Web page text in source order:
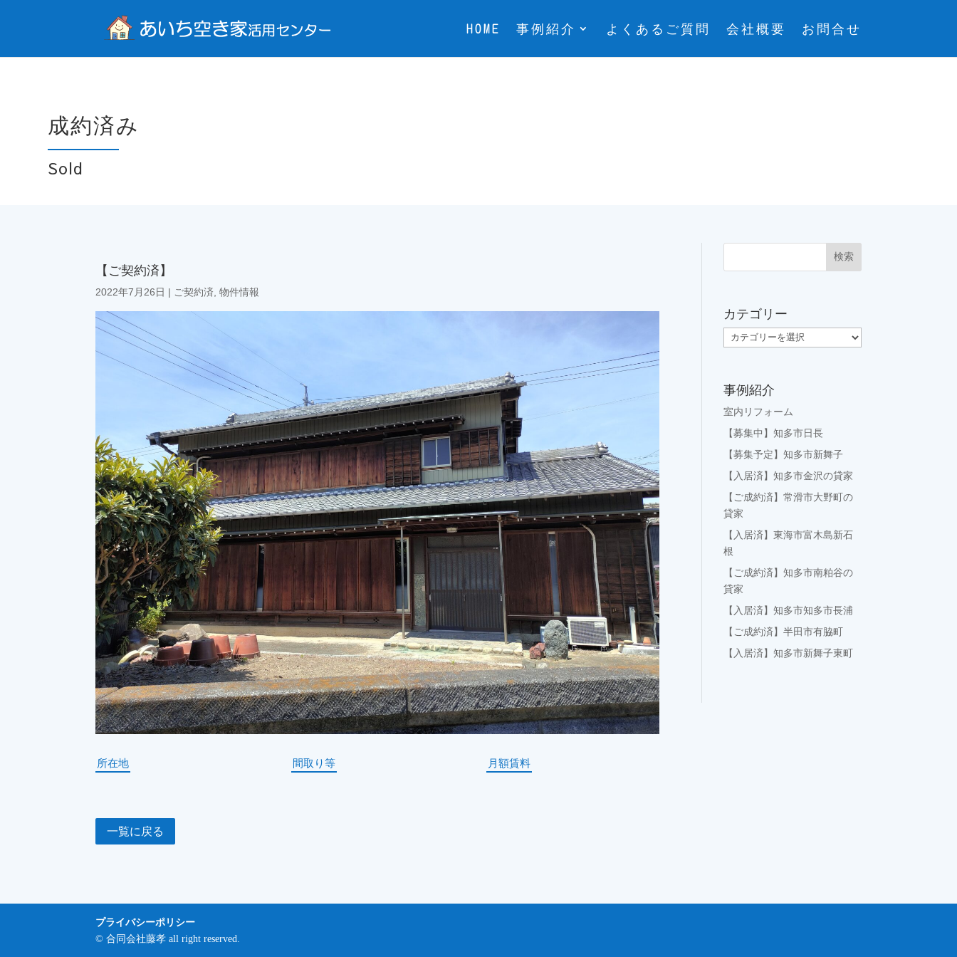
HOME 事例紹介 よくあるご質問 会社概要 お問合せ
成約済み
Sold
【ご契約済】
2022年7月26日 | ご契約済 ,物件情報
所在地 間取り等 月額賃料
一覧に戻る
カテゴリー
カ
テ
リ
ー
事例紹介
室内リフォーム
【募集中】知多市日長
【募集予定】知多市新舞子
【入居済】知多市金沢の貸家
【ご成約済】常滑市大野町の
貸家
【入居済】東海市富木島新石
根
【ご成約済】知多市南粕谷の
貸家
【入居済】知多市知多市長浦
【ご成約済】半田市有脇町
【入居済】知多市新舞子東町
プライバシーポリシー
© 合同会社藤孝 all right reserved.